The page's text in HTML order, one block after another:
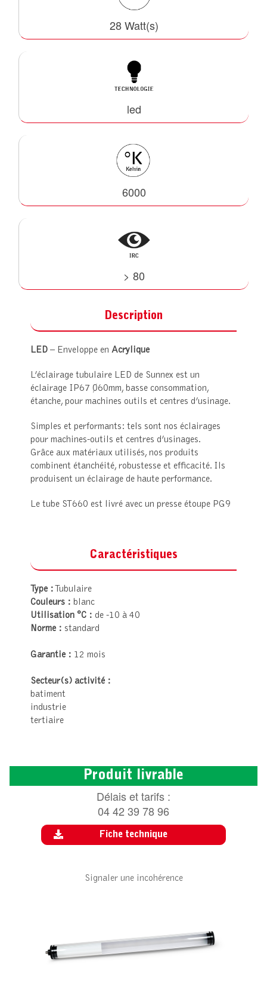
28 Watt(s)
led
6000
> 80
Description
LED– Enveloppe enAcrylique
L’éclairage tubulaire LED de Sunnex est un
éclairage IP67 Ø60mm, basse consommation,
étanche, pour machines outils et centres d’usinage.
Simples et performants: tels sont nos éclairages
pour machines-outils et centres d’usinages.
Grâce aux matériaux utilisés, nos produits
combinent étanchéité, robustesse et efficacité. Ils
produisent un éclairage de haute performance.
Le tube ST660 est livré avec un presse étoupe PG9
Caractéristiques
Type : Tubulaire
Couleurs : blanc
Utilisation °C : de -10 à 40
Norme : standard
Garantie : 12 mois
Secteur(s) activité :
batiment
industrie
tertiaire
Produit livrable
Délais et tarifs :
04 42 39 78 96
Fiche technique
Signaler une incohérence